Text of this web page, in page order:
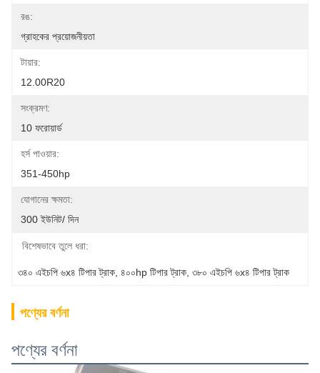
রঙ:
গ্রাহকের প্রয়োজনীয়তা
টায়ার:
12.00R20
সংক্রমণ:
10 ফরোয়ার্ড
হর্স পাওয়ার:
351-450hp
যোগানের ক্ষমতা:
300 ইউনিট/ দিন
বিশেষভাবে তুলে ধরা:
৩৪০ এইচপি ৬x৪ টিপার ট্রাক ৪০০hp টিপার ট্রাক ৩৮০ এইচপি ৬x৪ টিপার ট্রাক
পণ্যের বর্ণনা
পণ্যের বর্ণনা